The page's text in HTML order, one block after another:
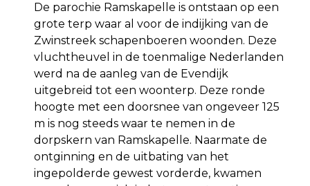
De parochie Ramskapelle is ontstaan op een
grote terp waar al voor de indijking van de
Zwinstreek schapenboeren woonden. Deze
vluchtheuvel in de toenmalige Nederlanden
werd na de aanleg van de Evendijk
uitgebreid tot een woonterp. Deze ronde
hoogte met een doorsnee van ongeveer 125
m is nog steeds waar te nemen in de
dorpskern van Ramskapelle. Naarmate de
ontginning en de uitbating van het
ingepolderde gewest vorderde, kwamen